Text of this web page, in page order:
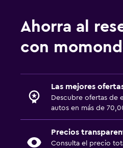
Ahorra al
con
Las mejores
Descubre ofertas de
autos en más de
Precios
Consulta el precio